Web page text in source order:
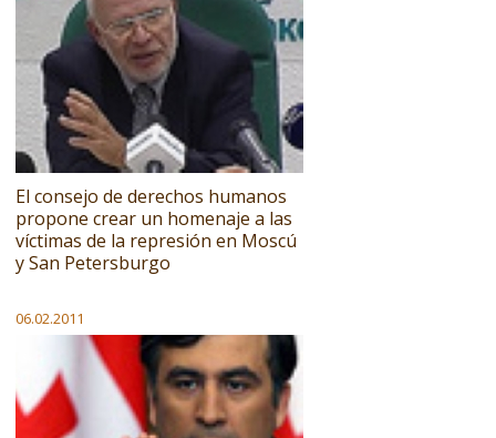
El consejo de derechos humanos
propone crear un homenaje a las
víctimas de la represión en Moscú
y San Petersburgo
06.02.2011